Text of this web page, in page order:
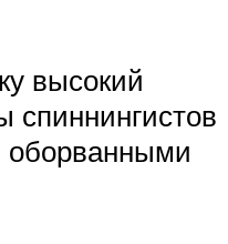
высокий
спиннингистов
оборванными